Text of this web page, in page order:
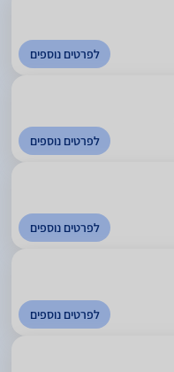
לפרטים נוספים
לפרטים נוספים
לפרטים נוספים
לפרטים נוספים